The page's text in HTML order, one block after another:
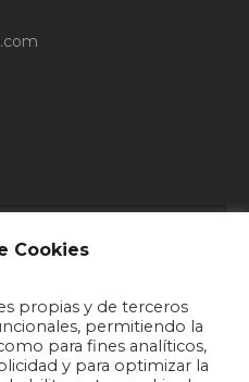
Cookies
propias y de terceros
permitiendo la
para fines analíticos,
y para optimizar la